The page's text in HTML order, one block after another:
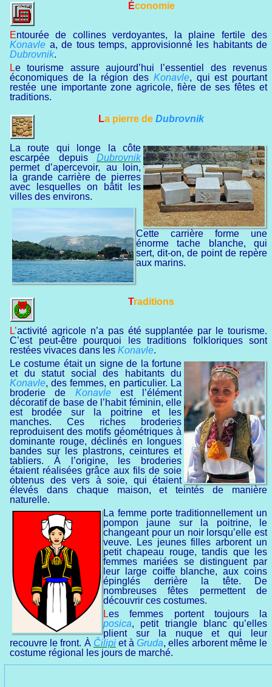
Économie
Entourée de collines verdoyantes, la plaine fertile des
Konavle a, de tous temps, approvisionné les habitants de
Dubrovnik.
Le tourisme assure aujourd’hui l’essentiel des revenus
économiques de la région des Konavle, qui est pourtant
restée une importante zone agricole, fière de ses fêtes et
traditions.
La pierre de Dubrovnik
La route qui longe la côte
escarpée depuis Dubrovnik
permet d’apercevoir, au loin,
la grande carrière de pierres
avec lesquelles on bâtit les
villes des environs.
Cette carrière forme une
énorme tache blanche, qui
sert, dit-on, de point de repère
aux marins.
Traditions
L’activité agricole n’a pas été supplantée par le tourisme.
C’est peut-être pourquoi les traditions folkloriques sont
restées vivaces dans les Konavle.
Le costume était un signe de la fortune
et du statut social des habitants du
Konavle, des femmes, en particulier. La
broderie de Konavleest l’élément
décoratif de base de l’habit féminin, elle
est brodée sur la poitrine et les
manches. Ces riches broderies
reproduisent des motifs géométriques à
dominante rouge, déclinés en longues
bandes sur les plastrons, ceintures et
tabliers. À l’origine, les broderies
étaient réalisées grâce aux fils de soie
obtenus des vers à soie, qui étaient
élevés dans chaque maison, et teintés de manière
naturelle.
La femme porte traditionnellement un
pompon jaune sur la poitrine, le
changeant pour un noir lorsqu’elle est
veuve. Les jeunes filles arborent un
petit chapeau rouge, tandis que les
femmes mariées se distinguent par
leur large coiffe blanche, aux coins
épinglés derrière la tête. De
nombreuses fêtes permettent de
découvrir ces costumes.
Les femmes portent toujours la
posica, petit triangle blanc qu’elles
plient sur la nuque et qui leur
recouvre le front. À Čilipiet àGruda, elles arborent même le
costume régional les jours de marché.